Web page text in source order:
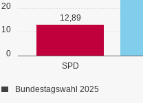
0
10
20
SPD
12,89
Bundestagswahl 2025